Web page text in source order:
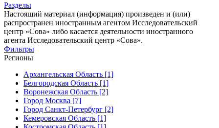
Разделы
Настоящий материал (информация) произведен и (или)
распространен иностранным агентом Исследовательский
центр «Сова» либо касается деятельности иностранного
агента Исследовательский центр «Сова».
Фильтры
Регионы
Архангельская Область [1]
Белгородская Область [1]
Воронежская Область [2]
Город Москва [7]
Город Санкт-Петербург [2]
Кемеровская Область [1]